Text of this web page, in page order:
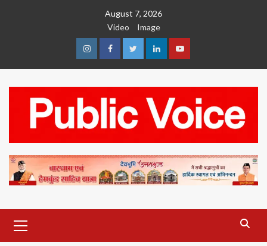
August 7, 2026
Video
Image
InstagramFacebookTwitterLinkedinYoutube
Menu